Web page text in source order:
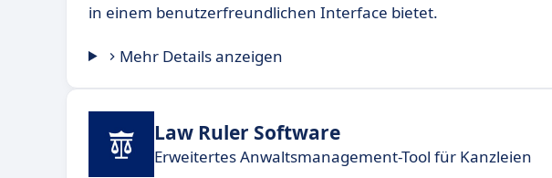
in einem benutzerfreundlichen Interface bietet.
Mehr Details anzeigen
Law Ruler Software
Erweitertes Anwaltsmanagement-Tool für Kanzleien